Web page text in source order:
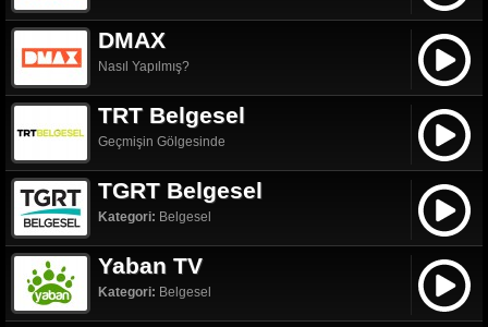
DMAX
Nasıl Yapılmış?
TRT Belgesel
Geçmişin Gölgesinde
TGRT Belgesel
Kategori: Belgesel
Yaban TV
Kategori: Belgesel